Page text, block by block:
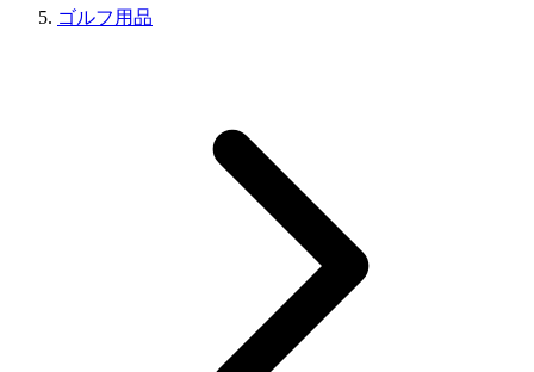
ゴルフ用品